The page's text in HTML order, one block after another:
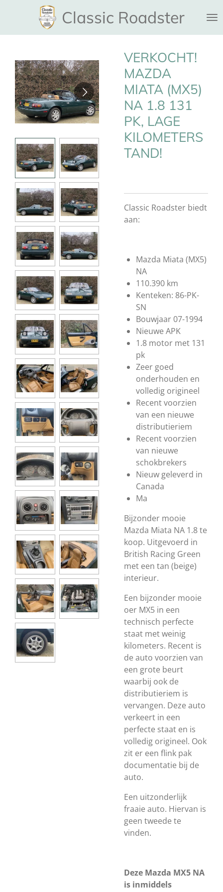
naar
Classic Roadster
VERKOCHT!
MAZDA
MIATA (MX5)
NA 1.8 131
PK, LAGE
KILOMETERS
TAND!
Classic Roadster biedt
aan:
Mazda Miata (MX5)
NA
110.390 km
Kenteken: 86-PK-
SN
Bouwjaar 07-1994
Nieuwe APK
1.8 motor met 131
pk
Zeer goed
onderhouden en
volledig origineel
Recent voorzien
van een nieuwe
distributieriem
Recent voorzien
van nieuwe
schokbrekers
Nieuw geleverd in
Canada
Ma
Bijzonder mooie
Mazda Miata NA 1.8 te
koop. Uitgevoerd in
British Racing Green
met een tan (beige)
interieur.
Een bijzonder mooie
oer MX5 in een
technisch perfecte
staat met weinig
kilometers. Recent is
de auto voorzien van
een grote beurt
waarbij ook de
distributieriem is
vervangen. Deze auto
verkeert in een
perfecte staat en is
volledig origineel. Ook
zit er een flink pak
documentatie bij de
auto.
Een uitzonderlijk
fraaie auto. Hiervan is
geen tweede te
vinden.
Deze Mazda MX5 NA
is inmiddels